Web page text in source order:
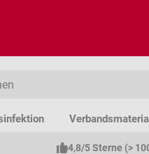
Verbandsmaterial
4,8/5 Sterne (>